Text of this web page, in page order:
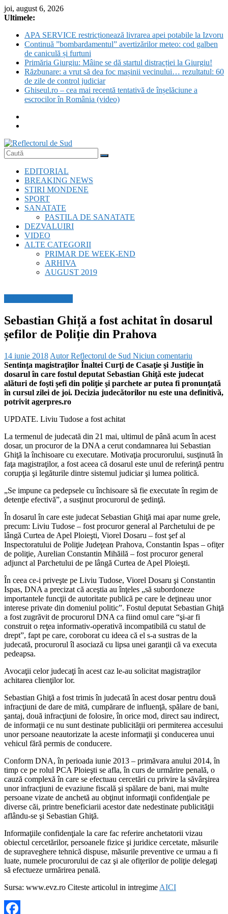
Skip
to
joi, august 6, 2026
Ultimele:
APA SERVICE restricționează livrarea apei potabile la Izvoru
Continuă ”bombardamentul” avertizărilor meteo: cod galben
de caniculă și furtuni
Primăria Giurgiu: Mâine se dă startul distracției la Giurgiu!
Răzbunare: a vrut să dea foc mașinii vecinului… rezultatul: 60
de zile de control judiciar
Ghiseul.ro – cea mai recentă tentativă de înșelăciune a
escrocilor în România (video)
Reflectorul
Sud
EDITORIAL
BREAKING NEWS
STIRI MONDENE
SPORT
SANATATE
PASTILA DE SANATATE
DEZVALUIRI
VIDEO
ALTE CATEGORII
PRIMAR DE WEEK-END
ARHIVA
AUGUST 2019
Sebastian Ghiță a fost achitat în dosarul
șefilor de Poliție din Prahova
14 iunie 2018 Autor Reflectorul de Sud Niciun comentariu
Sentinţa magistraţilor Înaltei Curţi de Casaţie şi Justiţie în
dosarul în care fostul deputat Sebastian Ghiţă este judecat
alături de foşti şefi din poliţie şi parchete ar putea fi pronunţată
în cursul zilei de joi. Decizia judecătorilor nu este una definitivă,
potrivit agerpres.ro
UPDATE. Liviu Tudose a fost achitat
La termenul de judecată din 21 mai, ultimul de până acum în acest
dosar, un procuror de la DNA a cerut condamnarea lui Sebastian
Ghiţă la închisoare cu executare. Motivaţia procurorului, susţinută în
faţa magistraţilor, a fost aceea că dosarul este unul de referinţă pentru
corupţia şi legăturile dintre sistemul judiciar şi lumea politică.
„Se impune ca pedepsele cu închisoare să fie executate în regim de
detenţie efectivă”, a susţinut procurorul de şedinţă.
În dosarul în care este judecat Sebastian Ghiţă mai apar nume grele,
precum: Liviu Tudose – fost procuror general al Parchetului de pe
lângă Curtea de Apel Ploieşti, Viorel Dosaru – fost şef al
Inspectoratului de Poliţie Judeţean Prahova, Constantin Ispas – ofiţer
de poliţie, Aurelian Constantin Mihăilă – fost procuror general
adjunct al Parchetului de pe lângă Curtea de Apel Ploieşti.
În ceea ce-i priveşte pe Liviu Tudose, Viorel Dosaru şi Constantin
Ispas, DNA a precizat că aceştia au înţeles „să subordoneze
importantele funcţii de autoritate publică pe care le deţineau unor
interese private din domeniul politic”. Fostul deputat Sebastian Ghiţă
a fost zugrăvit de procurorul DNA ca fiind omul care “şi-ar fi
construit o reţea informativ-operativă incompatibilă cu statul de
drept”, fapt pe care, coroborat cu ideea că el s-a sustras de la
judecată, procurorul îl asociază cu lipsa unei garanţii că va executa
pedeapsa.
Avocaţii celor judecaţi în acest caz le-au solicitat magistraţilor
achitarea clienţilor lor.
Sebastian Ghiţă a fost trimis în judecată în acest dosar pentru două
infracţiuni de dare de mită, cumpărare de influenţă, spălare de bani,
şantaj, două infracţiuni de folosire, în orice mod, direct sau indirect,
de informaţii ce nu sunt destinate publicităţii ori permiterea accesului
unor persoane neautorizate la aceste informaţii şi conducerea unui
vehicul fără permis de conducere.
Conform DNA, în perioada iunie 2013 – primăvara anului 2014, în
timp ce pe rolul PCA Ploieşti se afla, în curs de urmărire penală, o
cauză complexă în care se efectuau cercetări cu privire la săvârşirea
unor infracţiuni de evaziune fiscală şi spălare de bani, mai multe
persoane vizate de anchetă au obţinut informaţii confidenţiale pe
diverse căi, printre beneficiarii acestor date nedestinate publicităţii
aflându-se şi Sebastian Ghiţă.
Informaţiile confidenţiale la care fac referire anchetatorii vizau
obiectul cercetărilor, persoanele fizice şi juridice cercetate, măsurile
de supraveghere tehnică dispuse, măsurile preventive ce urmau a fi
luate, numele procurorului de caz şi ale ofiţerilor de poliţie delegaţi
să efectueze urmărirea penală.
Sursa: www.evz.ro Citeste articolul in intregime AICI